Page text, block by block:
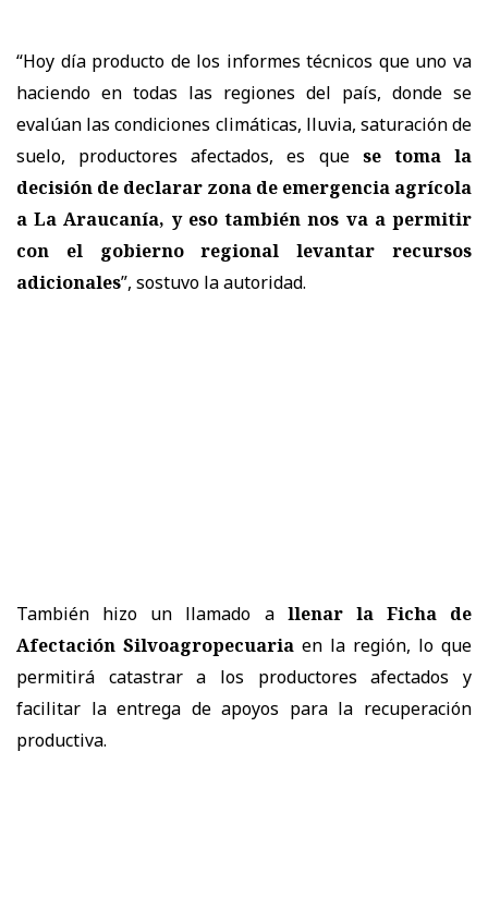
“Hoy día producto de los informes técnicos que uno va
haciendo en todas las regiones del país, donde se
evalúan las condiciones climáticas, lluvia, saturación de
suelo, productores afectados, es que se toma la
decisión de declarar zona de emergencia agrícola
a La Araucanía, y eso también nos va a permitir
con el gobierno regional levantar recursos
adicionales”, sostuvo la autoridad.
También hizo un llamado a llenar la Ficha de
Afectación Silvoagropecuaria en la región, lo que
permitirá catastrar a los productores afectados y
facilitar la entrega de apoyos para la recuperación
productiva.